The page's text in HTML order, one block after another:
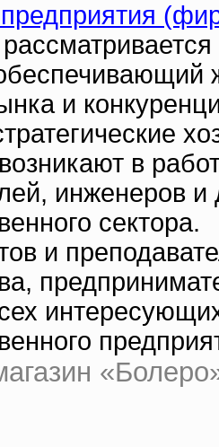
и
в
инженеров и
сектора.
и